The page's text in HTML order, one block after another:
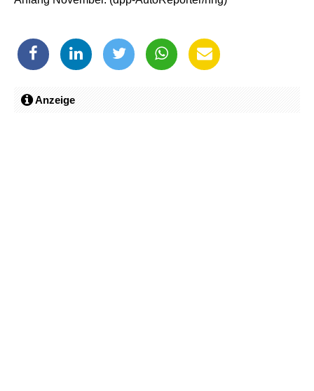
Anzeige